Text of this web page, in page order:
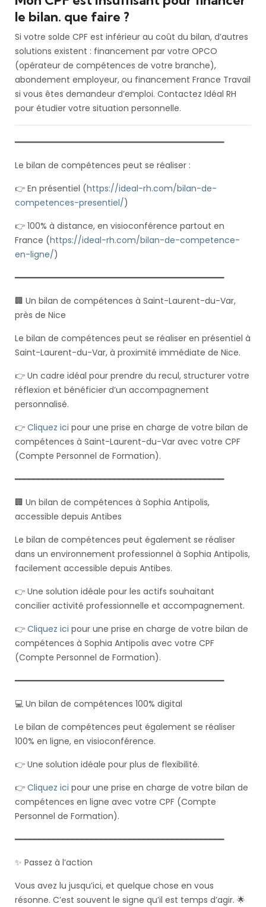
le bilan. que faire ?
Si votre solde CPF est inférieur au coût du bilan, d’autres
solutions existent : financement par votre OPCO
(opérateur de compétences de votre branche),
abondement employeur, ou financement France Travail
si vous êtes demandeur d’emploi. Contactez Idéal RH
pour étudier votre situation personnelle.
━━━━━━━━━━━━━━━━━━━━━━━━━━━━━━━━━━━━━━━━━━━━
Le bilan de compétences peut se réaliser :
👉 En présentiel (https://ideal-rh.com/bilan-de-
competences-presentiel/)
👉 100% à distance, en visioconférence partout en
France (https://ideal-rh.com/bilan-de-competence-
en-ligne/)
━━━━━━━━━━━━━━━━━━━━━━━━━━━━━━━━━━━━━━━━━━━━
🏢 Un bilan de compétences à Saint-Laurent-du-Var,
près de Nice
Le bilan de compétences peut se réaliser en présentiel à
Saint-Laurent-du-Var, à proximité immédiate de Nice.
👉 Un cadre idéal pour prendre du recul, structurer votre
réflexion et bénéficier d’un accompagnement
personnalisé.
👉 Cliquez ici pour une prise en charge de votre bilan de
compétences à Saint-Laurent-du-Var avec votre CPF
(Compte Personnel de Formation).
━━━━━━━━━━━━━━━━━━━━━━━━━━━━━━━━━━━━━━━━━━━━
🏢 Un bilan de compétences à Sophia Antipolis,
accessible depuis Antibes
Le bilan de compétences peut également se réaliser
dans un environnement professionnel à Sophia Antipolis,
facilement accessible depuis Antibes.
👉 Une solution idéale pour les actifs souhaitant
concilier activité professionnelle et accompagnement.
👉 Cliquez ici pour une prise en charge de votre bilan de
compétences à Sophia Antipolis avec votre CPF
(Compte Personnel de Formation).
━━━━━━━━━━━━━━━━━━━━━━━━━━━━━━━━━━━━━━━━━━━━
💻 Un bilan de compétences 100% digital
Le bilan de compétences peut également se réaliser
100% en ligne, en visioconférence.
👉 Une solution idéale pour plus de flexibilité.
👉 Cliquez ici pour une prise en charge de votre bilan de
compétences en ligne avec votre CPF (Compte
Personnel de Formation).
━━━━━━━━━━━━━━━━━━━━━━━━━━━━━━━━━━━━━━━━━━━━
✨ Passez à l’action
Vous avez lu jusqu’ici, et quelque chose en vous
résonne. C’est souvent le signe qu’il est temps d’agir. 🌟